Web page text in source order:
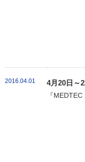
2016.04.01 4月20日～
『